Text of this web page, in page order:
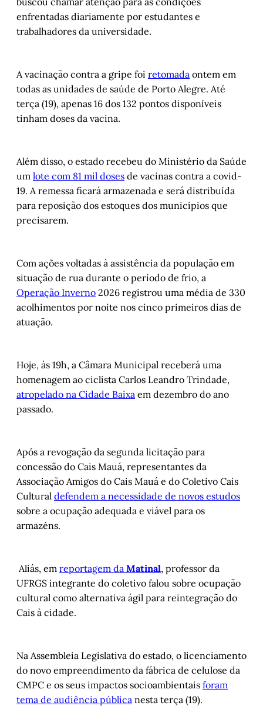
enfrentadas diariamente por estudantes e
trabalhadores da universidade.
A vacinação contra a gripe foi retomada ontem em
todas as unidades de saúde de Porto Alegre. Até
terça (19), apenas 16 dos 132 pontos disponíveis
tinham doses da vacina.
Além disso, o estado recebeu do Ministério da Saúde
um lote com 81 mil doses de vacinas contra a covid-
19. A remessa ficará armazenada e será distribuída
para reposição dos estoques dos municípios que
precisarem.
Com ações voltadas à assistência da população em
situação de rua durante o período de frio, a
Operação Inverno 2026 registrou uma média de 330
acolhimentos por noite nos cinco primeiros dias de
atuação.
Hoje, às 19h, a Câmara Municipal receberá uma
homenagem ao ciclista Carlos Leandro Trindade,
atropelado na Cidade Baixa em dezembro do ano
passado.
Após a revogação da segunda licitação para
concessão do Cais Mauá, representantes da
Associação Amigos do Cais Mauá e do Coletivo Cais
Cultural defendem a necessidade de novos estudos
sobre a ocupação adequada e viável para os
armazéns.
Aliás, em reportagem da Matinal, professor da
UFRGS integrante do coletivo falou sobre ocupação
cultural como alternativa ágil para reintegração do
Cais à cidade.
Na Assembleia Legislativa do estado, o licenciamento
do novo empreendimento da fábrica de celulose da
CMPC e os seus impactos socioambientais foram
tema de audiência pública nesta terça (19).